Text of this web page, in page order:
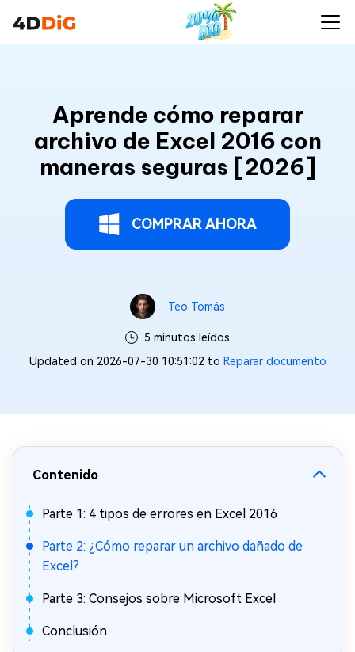
Aprende cómo reparar
archivo de Excel 2016 con
maneras seguras [2026]
COMPRAR AHORA
Teo Tomás
5 minutos leídos
Updated on 2026-07-30 10:51:02 to Reparar documento
Contenido
Parte 1: 4 tipos de errores en Excel 2016
Parte 2: ¿Cómo reparar un archivo dañado de
Excel?
Parte 3: Consejos sobre Microsoft Excel
Conclusión